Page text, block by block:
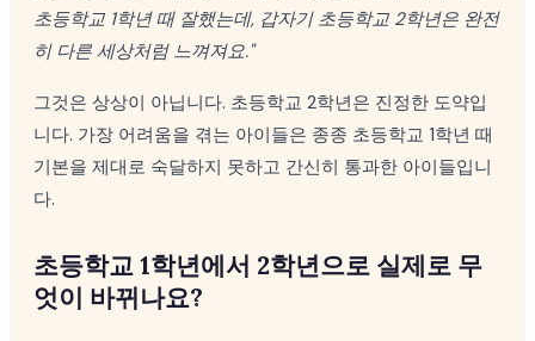
초등학교 1학년 때 잘했는데, 갑자기 초등학교 2학년은 완전
히 다른 세상처럼 느껴져요."
그것은 상상이 아닙니다. 초등학교 2학년은 진정한 도약입
니다. 가장 어려움을 겪는 아이들은 종종 초등학교 1학년 때
기본을 제대로 숙달하지 못하고 간신히 통과한 아이들입니
다.
초등학교 1학년에서 2학년으로 실제로 무
엇이 바뀌나요?